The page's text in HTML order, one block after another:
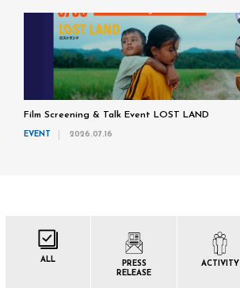
Film Screening & Talk Event LOST LAND
EVENT 2026.07.16
ALL
PRESS
RELEASE
ACTIVITY